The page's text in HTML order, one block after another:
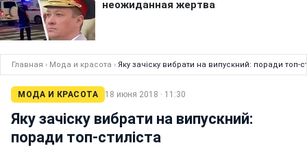
Главная › Мода и красота › Яку зачіску вибрати на випускний: поради топ-
МОДА И КРАСОТА 18 июня 2018 · 11:30
Яку зачіску вибрати на випускний:
поради топ-стиліста